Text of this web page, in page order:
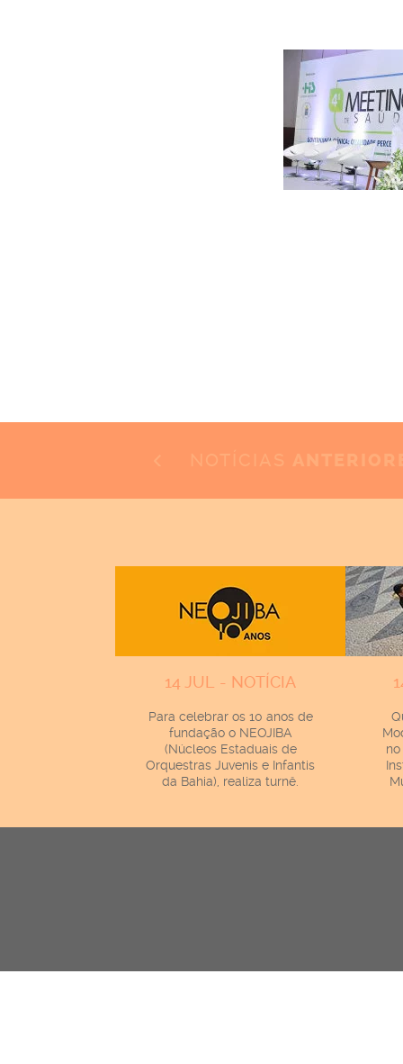
14 JUL - NOTÍCIA
Para celebrar os 10 anos de
fundação o NEOJIBA
(Núcleos Estaduais de
Orquestras Juvenis e Infantis
da Bahia), realiza turnê.